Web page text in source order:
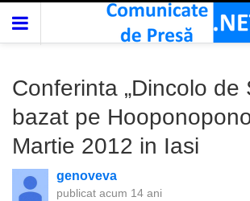
Conferinta „Dincolo de
bazat pe
Martie 2012 in Iasi
genoveva
publicat acum 14 ani